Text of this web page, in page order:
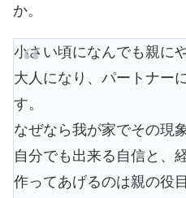
か。
小さい頃になんでも親に
大人になり、パートナー
す。
なぜなら我が家でその現
自分でも出来る自信と、
作ってあげるのは親の役